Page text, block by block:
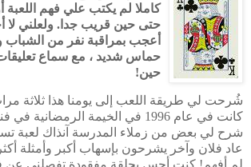
كاملا لم يكتب علي فهم اللعبة
حتى حين قريب جدا. ولعلني
أعجب بمراقبة نفر من الشباب
حماس شديد ، مع سماع
حين!
شُرحت لي طريقة اللعب إلى يومنا هذا ثلاثة
كانت في عام 1996 في الخيمة
شرح لي بعض من زملاء المدرسة آنذاك لعبة
عاد فلان وآخر يشرحون بإسهاب أكبر وأمثلة